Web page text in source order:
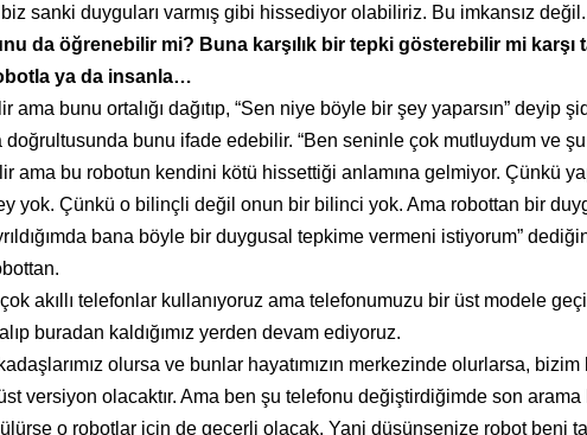
sanki duyguları varmış gibi hissediyor olabiliriz. Bu imkansız
da öğrenebilir mi? Buna karşılık bir tepki gösterebilir mi karşı
ya da insanla…
ama bunu ortalığı dağıtıp, “Sen niye böyle bir şey yaparsın” deyip
bunu ifade edebilir. “Ben seninle çok mutluydum ve
ama bu robotun kendini kötü hissettiği anlamına gelmiyor. Çünkü
yok. Çünkü o bilinçli değil onun bir bilinci yok. Ama robottan bir
bana böyle bir duygusal tepkime vermeni istiyorum”
akıllı telefonlar kullanıyoruz ama telefonumuzu bir üst modele
buradan kaldığımız yerden devam ediyoruz.
olursa ve bunlar hayatımızın merkezinde olurlarsa,
versiyon olacaktır. Ama ben şu telefonu değiştirdiğimde son
o robotlar için de geçerli olacak. Yani düşünsenize robot beni